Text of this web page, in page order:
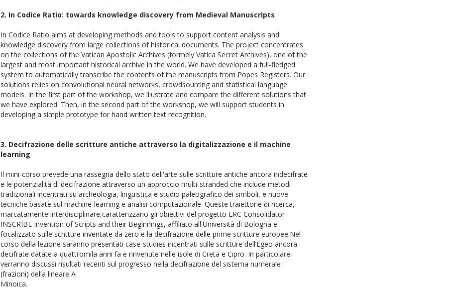
2. In Codice Ratio: towards knowledge discovery from Medieval Manuscripts
In Codice Ratio aims at developing methods and tools to support content analysis and
knowledge discovery from large collections of historical documents. The project concentrates
on the collections of the Vatican Apostolic Archives (formely Vatica Secret Archives), one of the
largest and most important historical archive in the world. We have developed a full-fledged
system to automatically transcribe the contents of the manuscripts from Popes Registers. Our
solutions relies on convolutional neural networks, crowdsourcing and statistical language
models. In the first part of the workshop, we illustrate and compare the different solutions that
we have explored. Then, in the second part of the workshop, we will support students in
developing a simple prototype for hand written text recognition.
3. Decifrazione delle scritture antiche attraverso la digitalizzazione e il machine
learning
Il mini-corso prevede una rassegna dello stato dell'arte sulle scritture antiche ancora indecifrate
e le potenzialità di decifrazione attraverso un approccio multi-stranded che include metodi
tradizionali incentrati su archeologia, linguistica e studio paleografico dei simboli, e nuove
tecniche basate sul machine-learning e analisi computazionale. Queste traiettorie di ricerca,
marcatamente interdisciplinare,caratterizzano gli obiettivi del progetto ERC Consolidator
INSCRIBE Invention of Scripts and their Beginnings, affiliato all'Università di Bologna e
focalizzato sulle scritture inventate da zero e la decifrazione delle prime scritture europee.Nel
corso della lezione saranno presentati case-studies incentrati sulle scritture dell’Egeo ancora
decifrate datate a quattromila anni fa e rinvenute nelle isole di Creta e Cipro. In particolare,
verranno discussi risultati recenti sul progresso nella decifrazione del sistema numerale
(frazioni) della lineare A
Minoica.